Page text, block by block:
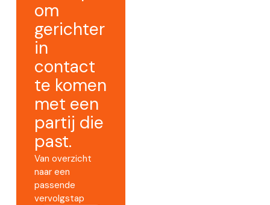
om
gerichter
in
contact
te komen
met een
partij die
past.
Van overzicht
naar een
passende
vervolgstap